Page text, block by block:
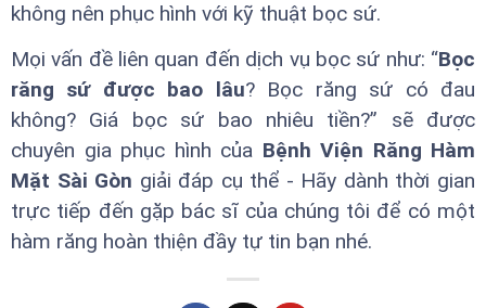
không nên phục hình với kỹ thuật bọc sứ.
Mọi vấn đề liên quan đến dịch vụ bọc sứ như: “Bọc
răng sứ được bao lâu? Bọc răng sứ có đau
không? Giá bọc sứ bao nhiêu tiền?” sẽ được
chuyên gia phục hình của Bệnh Viện Răng Hàm
Mặt Sài Gòn giải đáp cụ thể - Hãy dành thời gian
trực tiếp đến gặp bác sĩ của chúng tôi để có một
hàm răng hoàn thiện đầy tự tin bạn nhé.